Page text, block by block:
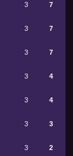
3 7
3 7
3 7
3 4
3 4
3 3
3 2